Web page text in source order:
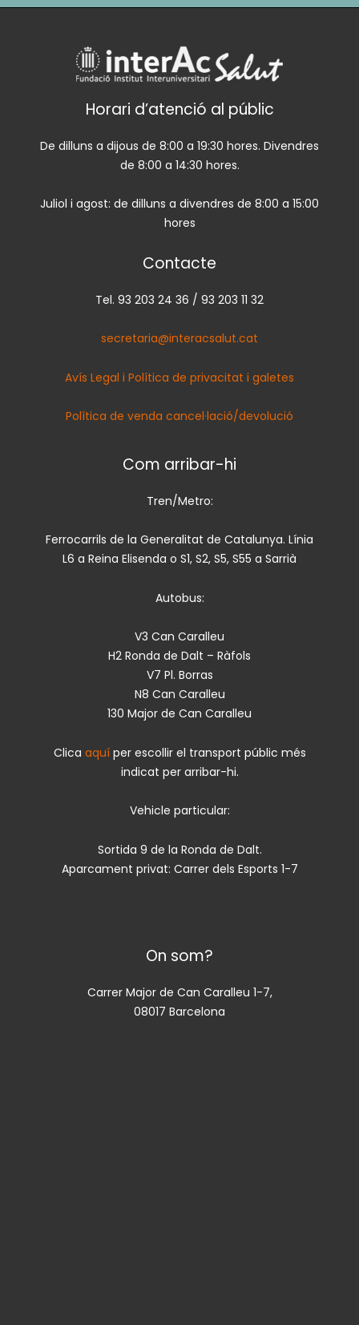
Horari d’atenció al públic
De dilluns a dijous de 8:00 a 19:30 hores. Divendres
de 8:00 a 14:30 hores.
Juliol i agost: de dilluns a divendres de 8:00 a 15:00
hores
Contacte
Tel. 93 203 24 36 / 93 203 11 32
secretaria@interacsalut.cat
Avís Legal i Política de privacitat i galetes
Política de venda cancel·lació/devolució
Com arribar-hi
Tren/Metro:
Ferrocarrils de la Generalitat de Catalunya. Línia
L6 a Reina Elisenda o S1, S2, S5, S55 a Sarrià
Autobus:
V3 Can Caralleu
H2 Ronda de Dalt – Ràfols
V7 Pl. Borras
N8 Can Caralleu
130 Major de Can Caralleu
Clica aquí per escollir el transport públic més
indicat per arribar-hi.
Vehicle particular:
Sortida 9 de la Ronda de Dalt.
Aparcament privat: Carrer dels Esports 1-7
On som?
Carrer Major de Can Caralleu 1-7,
08017 Barcelona